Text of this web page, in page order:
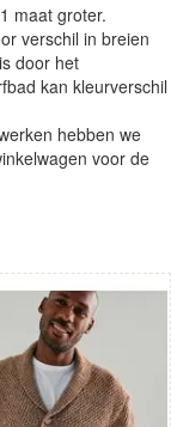
maat groter.
verschil in breien
door het
kan kleurverschil
hebben we
voor de